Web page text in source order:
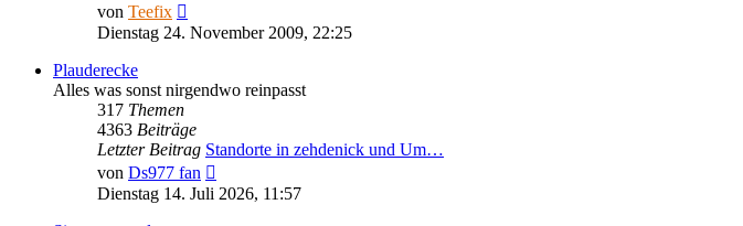
von Teefix
Beitrag
Dienstag 24. November 2009, 22:25
Plauderecke
Alles was sonst nirgendwo reinpasst
317 Themen
4363 Beiträge
Letzter Beitrag Standorte in zehdenick und Um…
von Ds977 fan
Beitrag
Dienstag 14. Juli 2026, 11:57